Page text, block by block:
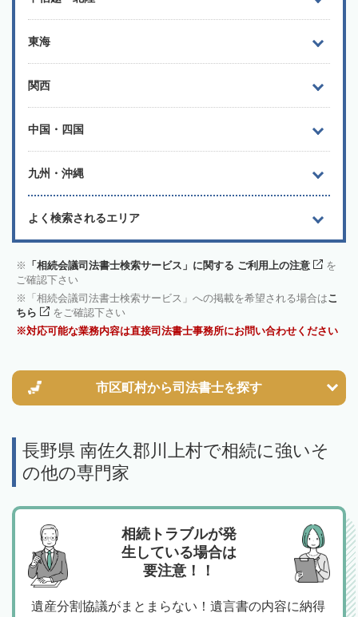
東海
関西
中国・四国
九州・沖縄
よく検索されるエリア
「相続会議司法書士検索サービス」に関する ご利用上の注意
を
ご確認下さい
「相続会議司法書士検索サービス」への掲載を希望される場合はこ
ちら
をご確認下さい
対応可能な業務内容は直接司法書士事務所にお問い合わせください
市区町村から司法書士を探す
長野県 南佐久郡川上村で相続に強いそ
の他の専門家
相続トラブルが発
生している場合は
要注意！！
遺産分割協議がまとまらない！遺言書の内容に納得